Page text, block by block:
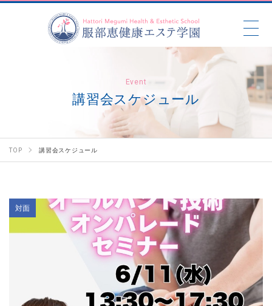
Event
講習会スケジュール
TOP 講習会スケジュール
対面